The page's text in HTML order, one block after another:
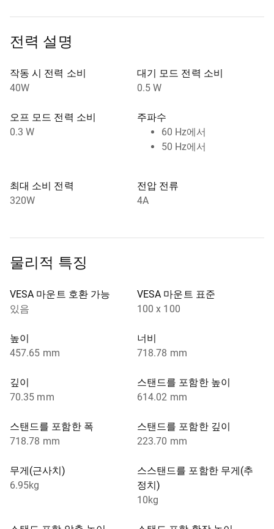
전력 설명
작동 시 전력 소비
40W
대기 모드 전력 소비
0.5 W
오프 모드 전력 소비
0.3 W
주파수
60 Hz에서
50 Hz에서
최대 소비 전력
320W
전압 전류
4A
물리적 특징
VESA 마운트 호환 가능
있음
VESA 마운트 표준
100 x 100
높이
457.65 mm
너비
718.78 mm
깊이
70.35 mm
스탠드를 포함한 높이
614.02 mm
스탠드를 포함한 폭
718.78 mm
스탠드를 포함한 깊이
223.70 mm
무게(근사치)
6.95kg
스스탠드를 포함한 무게(추
정치)
10kg